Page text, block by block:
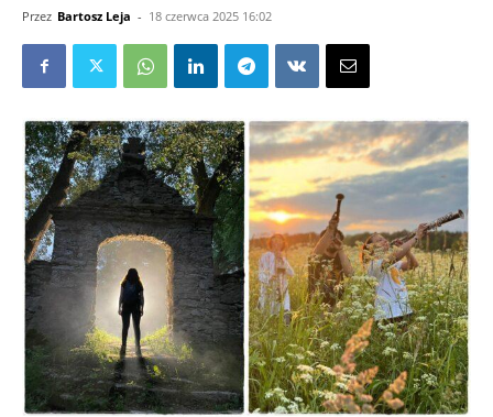
Przez Bartosz Leja - 18 czerwca 2025 16:02